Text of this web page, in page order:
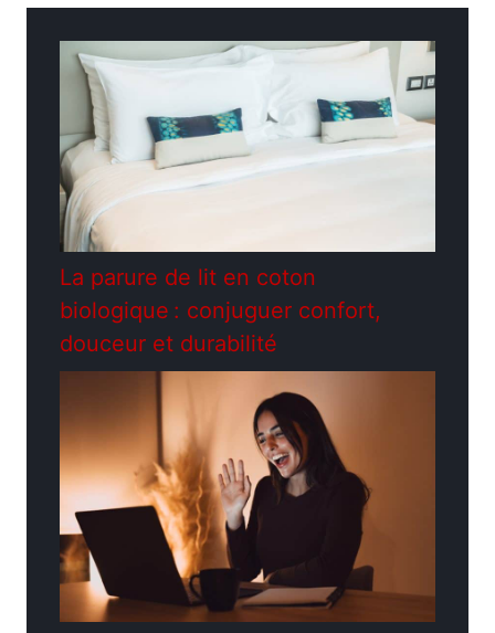
La parure de lit en coton
biologique : conjuguer confort,
douceur et durabilité